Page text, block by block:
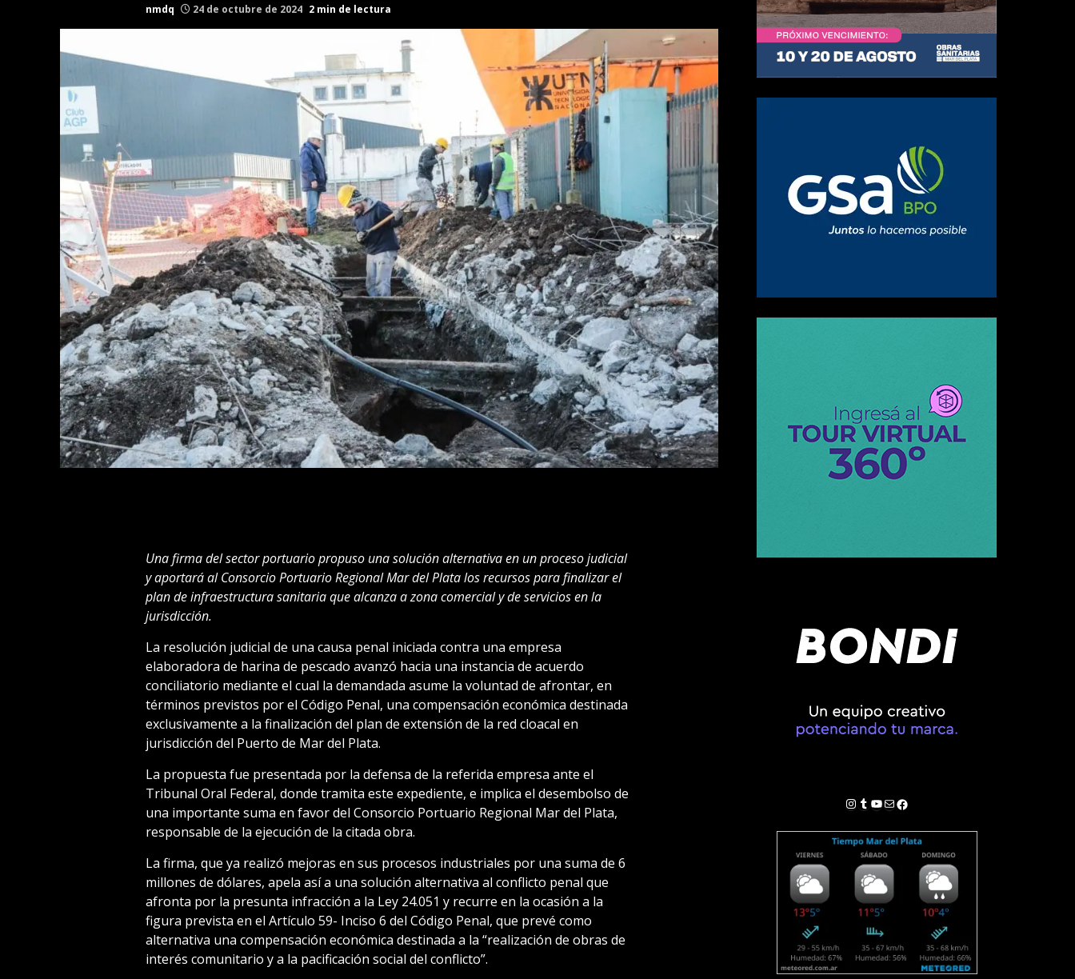
nmdq 24 de octubre de 2024 2 min de lectura
Una firma del sector portuario propuso una solución alternativa en un proceso judicial
y aportará al Consorcio Portuario Regional Mar del Plata los recursos para finalizar el
plan de infraestructura sanitaria que alcanza a zona comercial y de servicios en la
jurisdicción.
La resolución judicial de una causa penal iniciada contra una empresa
elaboradora de harina de pescado avanzó hacia una instancia de acuerdo
conciliatorio mediante el cual la demandada asume la voluntad de afrontar, en
términos previstos por el Código Penal, una compensación económica destinada
exclusivamente a la finalización del plan de extensión de la red cloacal en
jurisdicción del Puerto de Mar del Plata.
La propuesta fue presentada por la defensa de la referida empresa ante el
Tribunal Oral Federal, donde tramita este expediente, e implica el desembolso de
una importante suma en favor del Consorcio Portuario Regional Mar del Plata,
responsable de la ejecución de la citada obra.
La firma, que ya realizó mejoras en sus procesos industriales por una suma de 6
millones de dólares, apela así a una solución alternativa al conflicto penal que
afronta por la presunta infracción a la Ley 24.051 y recurre en la ocasión a la
figura prevista en el Artículo 59- Inciso 6 del Código Penal, que prevé como
alternativa una compensación económica destinada a la “realización de obras de
interés comunitario y a la pacificación social del conflicto”.
Instagram
Tumblr
YouTube
Correo electrónico
Facebook